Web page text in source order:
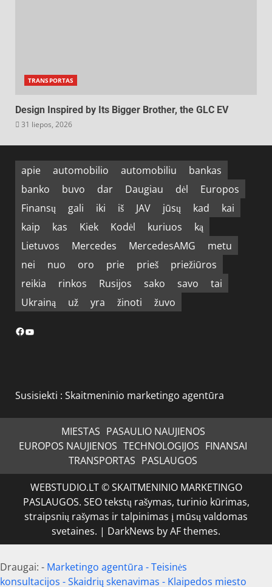
TRANSPORTAS
Design Inspired by Its Bigger Brother, the GLC EV
31 liepos, 2026
apie automobilio automobiliu
bankas
banko
buvo dar Daugiau dėl
Europos
Finansų
gali iki iš JAV jūsų kad
kai
kaip
kas Kiek Kodėl kuriuos
ką
Lietuvos
Mercedes MercedesAMG
metu
nei
nuo oro prie prieš
priežiūros
reikia
rinkos Rusijos sako savo
tai
Ukrainą
už yra žinoti žuvo
Facebook
YouTube
Susisiekti : Skaitmeninio marketingo agentūra
MIESTAS PASAULIO NAUJIENOS
EUROPOS NAUJIENOS TECHNOLOGIJOS FINANSAI
TRANSPORTAS PASLAUGOS
WEBSTUDIO.LT © SKAITMENINIO MARKETINGO
PASLAUGOS. SEO tekstų rašymas, turinio kūrimas,
straipsnių rašymas ir talpinimas į mūsų valdomas
svetaines. | DarkNews by AF themes.
Draugai: - Marketingo agentūra -Teisinės
konsultacijos -Skaidrių skenavimas - Klaipedos miesto